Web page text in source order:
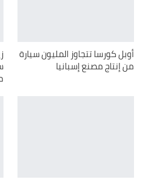
أوبل كورسا تتجاوز المليون سيارة
من إنتاج مصنع إسبانيا